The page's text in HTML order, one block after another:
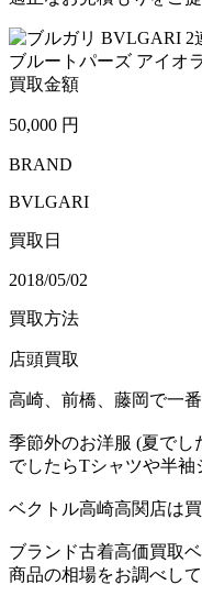
買取金額
50,000 円
BRAND
BVLGARI
買取日
2018/05/02
買取方法
店頭買取
高崎、前橋、藤岡で一
季節外のお洋服 (夏でし
でしたらTシャツや半袖
ベクトル高崎高関店は
ブランド古着高価買取
商品の相場をお調べし